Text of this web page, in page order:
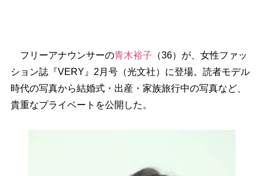
フリーアナウンサーの青木裕子 （36）が、女性ファッ
ション誌『VERY』2月号（光文社）に登場。読者モデル
時代の写真から結婚式・出産・家族旅行中の写真など、
貴重なプライベートを公開した。